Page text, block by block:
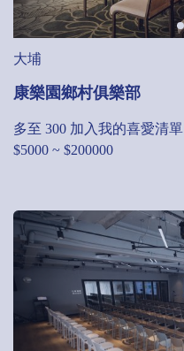
大埔
康樂園鄉村俱樂部
多至 300 加入我的喜愛清單
$5000 ~ $200000